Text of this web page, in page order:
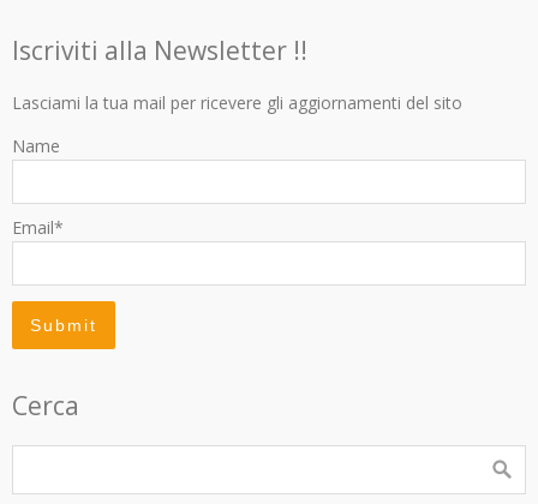
Iscriviti alla Newsletter !!
Lasciami la tua mail per ricevere gli aggiornamenti del sito
Name
Email*
Cerca